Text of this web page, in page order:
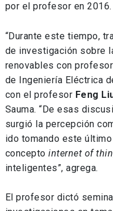
por el profesor en 2016.
“Durante este tiempo,
de investigación sobre
renovables con
de Ingeniería Eléctrica
con el profesor Feng
Sauma. “De esas
surgió la percepción
ido tomando este
conceptointernet of
inteligentes”, agrega.
El profesor dictó